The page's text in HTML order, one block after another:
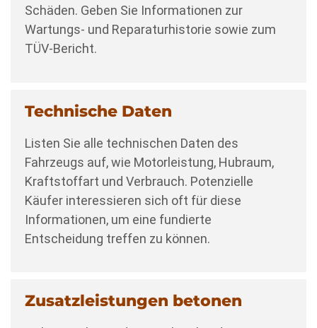
Schäden. Geben Sie Informationen zur
Wartungs- und Reparaturhistorie sowie zum
TÜV-Bericht.
Technische Daten
Listen Sie alle technischen Daten des
Fahrzeugs auf, wie Motorleistung, Hubraum,
Kraftstoffart und Verbrauch. Potenzielle
Käufer interessieren sich oft für diese
Informationen, um eine fundierte
Entscheidung treffen zu können.
Zusatzleistungen betonen